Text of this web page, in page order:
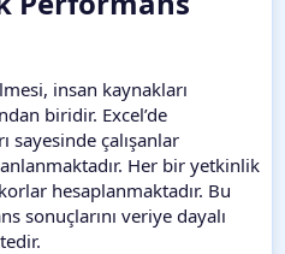
insan kaynakları
biridir. Excel’de
çalışanlar
Her bir yetkinlik
hesaplanmaktadır. Bu
sonuçlarını veriye dayalı